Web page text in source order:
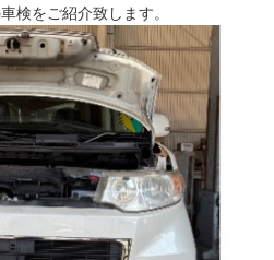
をご紹介致します。